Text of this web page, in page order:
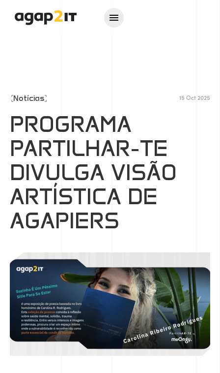
Notícias 15 Oct 2025
PROGRAMA
PARTILHAR-TE
DIVULGA VISÃO
ARTÍSTICA DE
AGAPIERS